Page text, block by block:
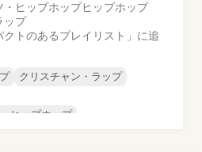
・ヒップホップヒップホップ
ップ
トのあるプレイリスト」に追
クリスチャン・ラップ
ヒップホップ